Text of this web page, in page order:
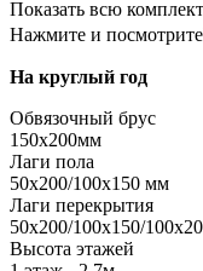
Показать всю
Нажмите и посмотрите
На круглый год
Обвязочный брус
150х200мм
Лаги пола
50х200/100х150 мм
Лаги перекрытия
50х200/100х150/
Высота этажей